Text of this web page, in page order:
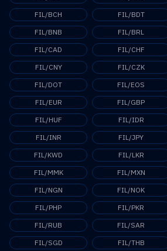
FIL/BCH
FIL/BDT
FIL/BNB
FIL/BRL
FIL/CAD
FIL/CHF
FIL/CNY
FIL/CZK
FIL/DOT
FIL/EOS
FIL/EUR
FIL/GBP
FIL/HUF
FIL/IDR
FIL/INR
FIL/JPY
FIL/KWD
FIL/LKR
FIL/MMK
FIL/MXN
FIL/NGN
FIL/NOK
FIL/PHP
FIL/PKR
FIL/RUB
FIL/SAR
FIL/SGD
FIL/THB